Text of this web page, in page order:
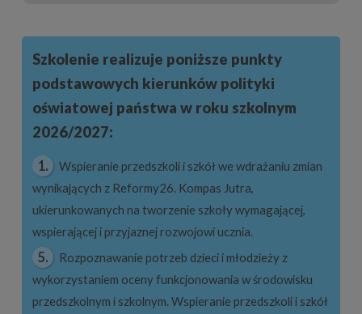
Szkolenie realizuje poniższe punkty
podstawowych kierunków polityki
oświatowej państwa w roku szkolnym
2026/2027:
1.
Wspieranie przedszkoli i szkół we wdrażaniu zmian
wynikających z Reformy26. Kompas Jutra,
ukierunkowanych na tworzenie szkoły wymagającej,
wspierającej i przyjaznej rozwojowi ucznia.
5.
Rozpoznawanie potrzeb dzieci i młodzieży z
wykorzystaniem oceny funkcjonowania w środowisku
przedszkolnym i szkolnym. Wspieranie przedszkoli i szkół